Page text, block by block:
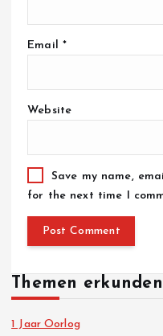
Email *
Website
Save my name,
for the next time I
Themen erkunden
1 Jaar Oorlog